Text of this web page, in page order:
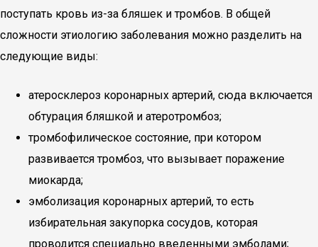
поступать кровь из-за бляшек и тромбов. В общей
сложности этиологию заболевания можно разделить на
следующие виды:
атеросклероз коронарных артерий, сюда включается
обтурация бляшкой и атеротромбоз;
тромбофилическое состояние, при котором
развивается тромбоз, что вызывает поражение
миокарда;
эмболизация коронарных артерий, то есть
избирательная закупорка сосудов, которая
проводится специально введенными эмболами;